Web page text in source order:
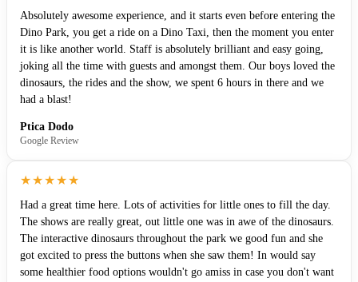
Absolutely awesome experience, and it starts even before entering the
Dino Park, you get a ride on a Dino Taxi, then the moment you enter
it is like another world. Staff is absolutely brilliant and easy going,
joking all the time with guests and amongst them. Our boys loved the
dinosaurs, the rides and the show, we spent 6 hours in there and we
had a blast!
Ptica Dodo
Google Review
★★★★★
Had a great time here. Lots of activities for little ones to fill the day.
The shows are really great, out little one was in awe of the dinosaurs.
The interactive dinosaurs throughout the park we good fun and she
got excited to press the buttons when she saw them! In would say
some healthier food options wouldn't go amiss in case you don't want